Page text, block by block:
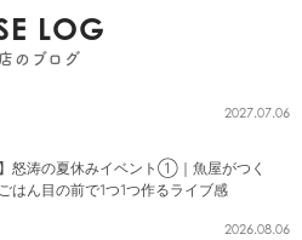
LOG
のブログ
2027.07.06
】怒涛の夏休みイベント①｜魚屋がつく
はん目の前で1つ1つ作るライブ感
2026.08.06